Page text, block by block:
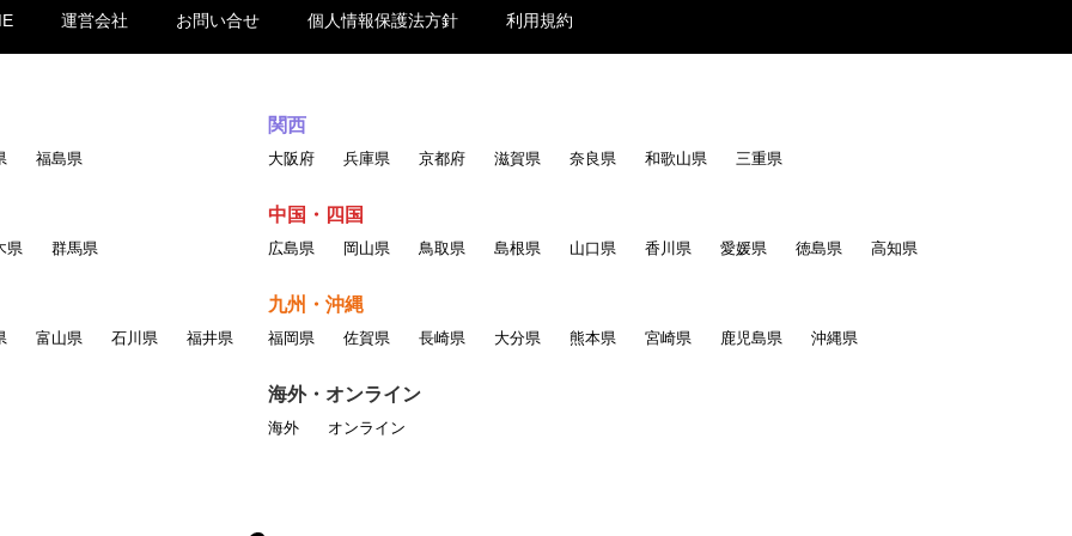
運営会社 お問い合せ 個人情報保護法方針 利用規約
福島県
県 群馬県
富山県 石川県 福井県
関西
大阪府 兵庫県 京都府 滋賀県 奈良県 和歌山県 三重県
中国・四国
広島県 岡山県 鳥取県 島根県 山口県 香川県 愛媛県 徳島県 高知県
九州・沖縄
福岡県 佐賀県 長崎県 大分県 熊本県 宮崎県 鹿児島県 沖縄県
海外・オンライン
海外 オンライン